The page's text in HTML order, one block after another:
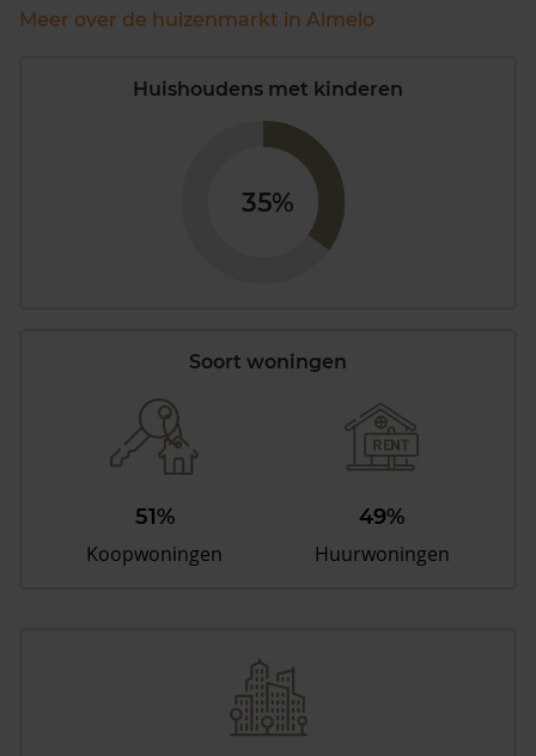
Meer over de huizenmarkt in Almelo
Huishoudens met kinderen
35%
Soort woningen
51%
Koopwoningen
49%
Huurwoningen